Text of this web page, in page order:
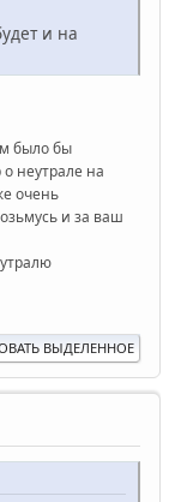
и на
было бы
неутрале на
очень
и за ваш
ВЫДЕЛЕННОЕ